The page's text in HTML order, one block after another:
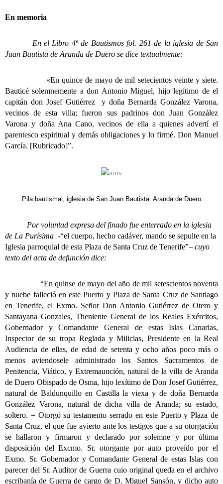
En memoria
En el Libro 4º de Bautismos fol. 261 de la iglesia de San
Juan Bautista de Aranda de Duero se dice textualmente:
«En quince de mayo de mil setecientos veinte y siete.
Bauticé solemnemente a don Antonio Miguel, hijo legítimo de el
capitán don Josef Gutiérrez y doña Bernarda González Varona,
vecinos de esta villa; fueron sus padrinos don Juan González
Varona y doña Ana Cano, vecinos de ella a quienes advertí el
parentesco espiritual y demás obligaciones y lo firmé. Don Manuel
García. [Rubricado]”.
Pila bautismal, iglesia de San Juan Bautista. Aranda de Duero.
Por voluntad expresa del finado fue enterrado en la iglesia
de La Purísima -“el cuerpo, hecho cadáver, mando se sepulte en la
Iglesia parroquial de esta Plaza de Santa Cruz de Tenerife”– cuyo
texto del acta de defunción dice:
“En quinse de mayo del año de mil setescientos noventa
y nuebe falleció en este Puerto y Plaza de Santa Cruz de Santiago
en Tenerife, el Exmo. Señor Don Antonio Gutiérrez de Otero y
Santayana Gonzales, Theniente General de los Reales Exércitos,
Gobernador y Comandante General de estas Islas Canarias,
Inspector de su tropa Reglada y Milicias, Presidente en la Real
Audiencia de ellas, de edad de setenta y ocho años poco más o
menos aviendosele administrado los Santos Sacramentos de
Penitencia, Viático, y Extremaunción, natural de la villa de Aranda
de Duero Obispado de Osma, hijo lexítimo de Don Josef Gutiérrez,
natural de Baldunquillo en Castilla la viexa y de doña Bernarda
González Varona, natural de dicha villa de Aranda; su estado,
soltero. = Otorgó sutestamento serrado en este Puerto y Plaza de
Santa Cruz, el que fue avierto ante los testigos que a su otorgación
se hallaron y firmaron y declarado por solemne y por última
disposición del Excmo. Sr. otorgante por auto proveído por el
Exmo. Sr. Gobernador y Comandante General de estas Islas con
parecer del Sr. Auditor de Guerra cuio original queda en el archivo
escribanía de Guerra de cargo de D. Miguel Sansón, y dicho auto